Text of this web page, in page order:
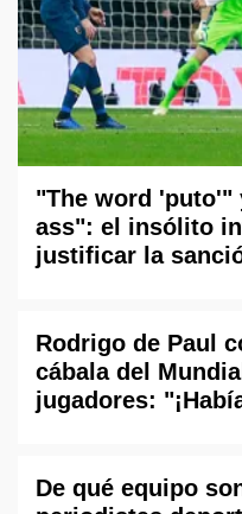
"The word 'puto'"
ass": el insólito
justificar la
Rodrigo de Paul
cábala del
jugadores:
De qué equipo